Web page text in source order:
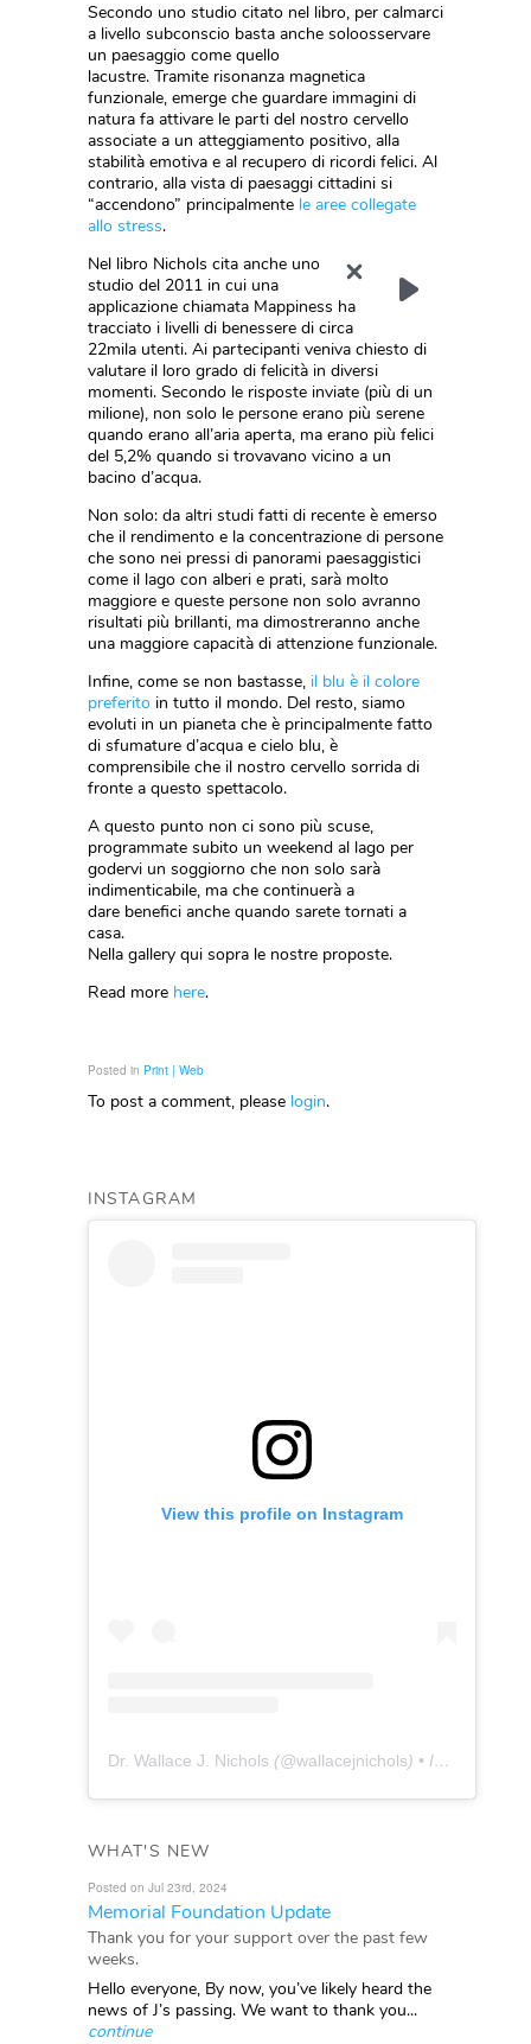
Secondo uno studio citato nel libro, per calmarci
a livello subconscio basta anche soloosservare
un paesaggio come quello
lacustre. Tramite risonanza magnetica
funzionale, emerge che guardare immagini di
natura fa attivare le parti del nostro cervello
associate a un atteggiamento positivo, alla
stabilità emotiva e al recupero di ricordi felici. Al
contrario, alla vista di paesaggi cittadini si
“accendono” principalmente le aree collegate
allo stress.
Nel libro Nichols cita anche uno
studio del 2011 in cui una
applicazione chiamata Mappiness ha
tracciato i livelli di benessere di circa
22mila utenti. Ai partecipanti veniva chiesto di
valutare il loro grado di felicità in diversi
momenti. Secondo le risposte inviate (più di un
milione), non solo le persone erano più serene
quando erano all’aria aperta, ma erano più felici
del 5,2% quando si trovavano vicino a un
bacino d’acqua.
Non solo: da altri studi fatti di recente è emerso
che il rendimento e la concentrazione di persone
che sono nei pressi di panorami paesaggistici
come il lago con alberi e prati, sarà molto
maggiore e queste persone non solo avranno
risultati più brillanti, ma dimostreranno anche
una maggiore capacità di attenzione funzionale.
Infine, come se non bastasse, il blu è il colore
preferito in tutto il mondo. Del resto, siamo
evoluti in un pianeta che è principalmente fatto
di sfumature d’acqua e cielo blu, è
comprensibile che il nostro cervello sorrida di
fronte a questo spettacolo.
A questo punto non ci sono più scuse,
programmate subito un weekend al lago per
godervi un soggiorno che non solo sarà
indimenticabile, ma che continuerà a
dare benefici anche quando sarete tornati a
casa.
Nella gallery qui sopra le nostre proposte.
Read more here.
Posted in Print | Web
To post a comment, please login.
INSTAGRAM
View this profile on Instagram
Dr. Wallace J. Nichols (@wallacejnichols) • Instagram photos and videos
WHAT'S NEW
Posted on Jul 23rd, 2024
Memorial Foundation Update
Thank you for your support over the past few
weeks.
Hello everyone, By now, you’ve likely heard the
news of J’s passing. We want to thank you...
continue